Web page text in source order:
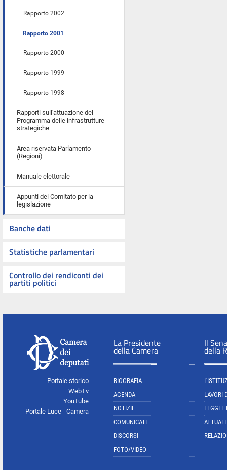
Rapporto 2002
Rapporto 2001
Rapporto 2000
Rapporto 1999
Rapporto 1998
Rapporti sull'attuazione del
Programma delle infrastrutture
strategiche
Area riservata Parlamento
(Regioni)
Manuale elettorale
Appunti del Comitato per la
legislazione
Banche dati
Statistiche parlamentari
Controllo dei rendiconti dei
partiti politici
Portale storico
WebTv
YouTube
Portale Luce - Camera
La Presidente
della Camera
BIOGRAFIA
AGENDA
NOTIZIE
COMUNICATI
DISCORSI
FOTO/VIDEO
Il
della
LAVORI
LEGGI E